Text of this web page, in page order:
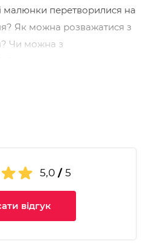
малюнки перетворилися на
Як можна розважатися з
Чи можна з
у жодному разі не
героями
зацікавить юного
у вигляді коротких
причому за бажанням
5,0/ 5
відгук